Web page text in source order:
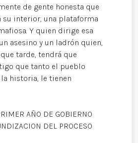
de gente honesta que
su interior, una plataforma
Y quien dirige esa
asesino y un ladrón quien,
tarde, tendrá que
que tanto el pueblo
historia, le tienen
AÑO DE GOBIERNO
DEL PROCESO